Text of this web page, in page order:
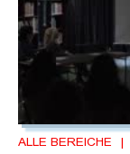
ALLE BEREICHE